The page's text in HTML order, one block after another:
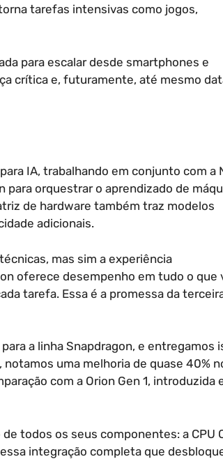
tarefas intensivas como jogos,
para escalar desde smartphones e
crítica e, futuramente, até mesmo
IA, trabalhando em conjunto com a
para orquestrar o aprendizado de
de hardware também traz modelos
adicionais.
mas sim a experiência
oferece desempenho em tudo o que
tarefa. Essa é a promessa da
a linha Snapdragon, e entregamos
uma melhoria de quase 40%
com a Orion Gen 1, introduzida
todos os seus componentes: a CPU
essa integração completa que